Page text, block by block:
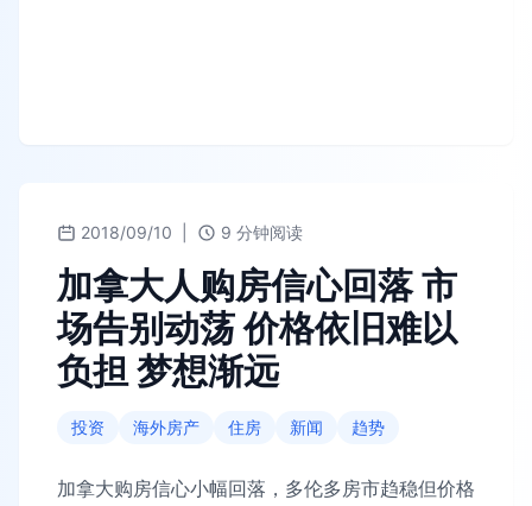
2018/09/10 9 分钟阅读
加拿大人购房信心回落 市
场告别动荡 价格依旧难以
负担 梦想渐远
投资 海外房产 住房 新闻 趋势
加拿大购房信心小幅回落，多伦多房市趋稳但价格